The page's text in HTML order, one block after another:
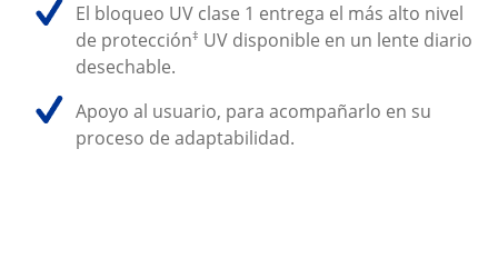
El bloqueo UV clase 1 entrega el más alto nivel
de protección‡ UV disponible en un lente diario
desechable.
Apoyo al usuario, para acompañarlo en su
proceso de adaptabilidad.